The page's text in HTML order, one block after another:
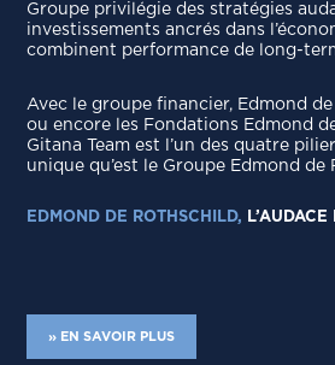
Groupe privilégie des stratégies
investissements ancrés dans
combinent performance de long-
Avec le groupe ﬁnancier, Edmond
ou encore les Fondations Edmond
Gitana Team est l’un des quatre
unique qu’est le Groupe Edmond de
EDMOND DE ROTHSCHILD,
» EN SAVOIR PLUS